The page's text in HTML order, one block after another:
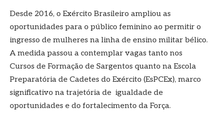
Desde 2016, o Exército Brasileiro ampliou as
oportunidades para o público feminino ao permitir o
ingresso de mulheres na linha de ensino militar bélico.
A medida passou a contemplar vagas tanto nos
Cursos de Formação de Sargentos quanto na Escola
Preparatória de Cadetes do Exército (EsPCEx), marco
significativo na trajetória de igualdade de
oportunidades e do fortalecimento da Força.